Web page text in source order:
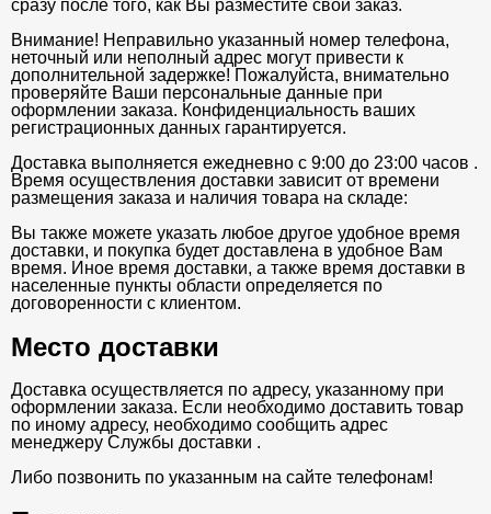
сразу после того, как Вы разместите свой заказ.
Внимание! Неправильно указанный номер телефона,
неточный или неполный адрес могут привести к
дополнительной задержке! Пожалуйста, внимательно
проверяйте Ваши персональные данные при
оформлении заказа. Конфиденциальность ваших
регистрационных данных гарантируется.
Доставка выполняется ежедневно с 9:00 до 23:00 часов .
Время осуществления доставки зависит от времени
размещения заказа и наличия товара на складе:
Вы также можете указать любое другое удобное время
доставки, и покупка будет доставлена в удобное Вам
время. Иное время доставки, а также время доставки в
населенные пункты области определяется по
договоренности с клиентом.
Место доставки
Доставка осуществляется по адресу, указанному при
оформлении заказа. Если необходимо доставить товар
по иному адресу, необходимо сообщить адрес
менеджеру Службы доставки .
Либо позвонить по указанным на сайте телефонам!